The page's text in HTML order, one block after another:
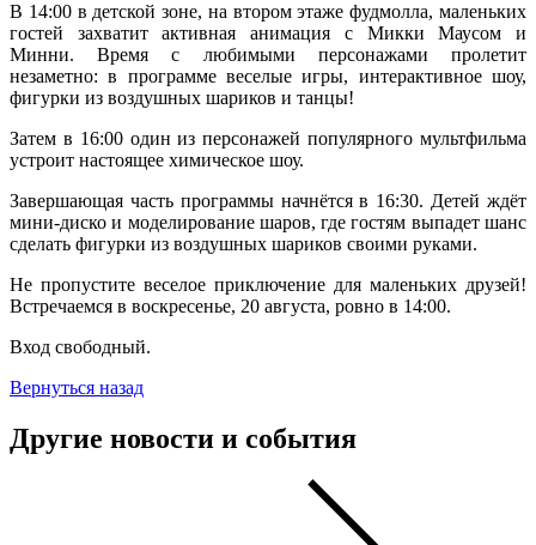
В 14:00 в детской зоне, на втором этаже фудмолла, маленьких
гостей захватит активная анимация с Микки Маусом и
Минни. Время с любимыми персонажами пролетит
незаметно: в программе веселые игры, интерактивное шоу,
фигурки из воздушных шариков и танцы!
Затем в 16:00 один из персонажей популярного мультфильма
устроит настоящее химическое шоу.
Завершающая часть программы начнётся в 16:30. Детей ждёт
мини-диско и моделирование шаров, где гостям выпадет шанс
сделать фигурки из воздушных шариков своими руками.
Не пропустите веселое приключение для маленьких друзей!
Встречаемся в воскресенье, 20 августа, ровно в 14:00.
Вход свободный.
Вернуться назад
Другие новости и события